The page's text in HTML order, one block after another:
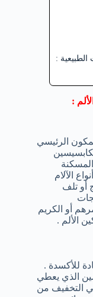
:
الرئيسي
الآلام
أو تلف
أو الكريم
الألم .
للأكسدة .
الذي يعطي
التخفيف من